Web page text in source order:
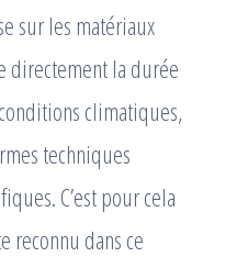
sur les matériaux
directement la durée
climatiques,
techniques
C’est pour cela
reconnu dans ce